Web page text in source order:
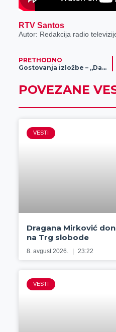
RTV Santos
Autor: Redakcija radio
PRETHODNO
Gostovanja izložbe – „Dakle vi ste taj Uroš Predić“
POVEZANE
VESTI
Dragana Mirković
na Trg slobode
8. avgust 2026. 23:22
VESTI